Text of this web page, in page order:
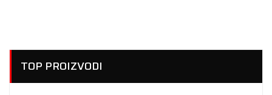
TOP PROIZVODI